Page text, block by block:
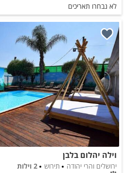
לא נבחרו תאריכים
וילה יהלום בלבן
ירושלים והרי יהודה תירוש
2 וילות